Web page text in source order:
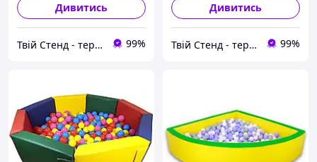
Дивитись
Твій Стенд - термонаклейки, наклейки, стенди, фотошпалери 99%
Дивитись
Твій Стенд - термонаклейки, наклейки, стенди, фотошпалери 99%